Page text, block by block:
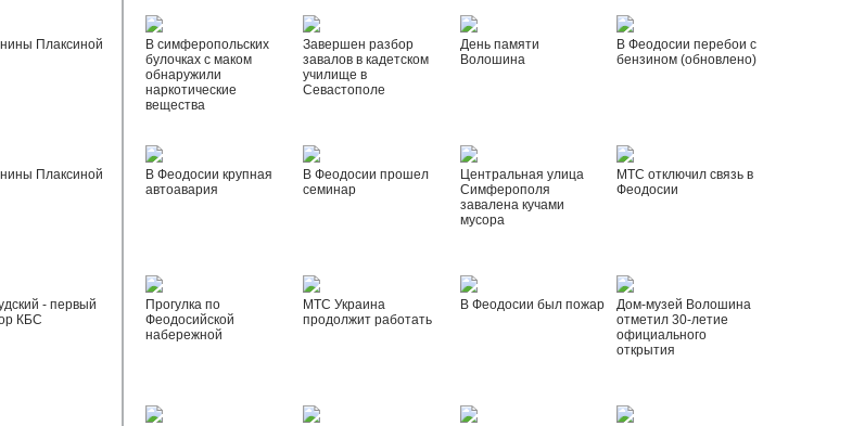
Плаксиной
Плаксиной
- первый
КБС
В симферопольских
булочках с маком
обнаружили
наркотические
вещества
Завершен разбор
завалов в кадетском
училище в
Севастополе
День памяти
Волошина
В Феодосии перебои с
бензином (обновлено)
В Феодосии крупная
автоавария
В Феодосии прошел
семинар
Центральная улица
Симферополя
завалена кучами
мусора
МТС отключил связь в
Феодосии
Прогулка по
Феодосийской
набережной
МТС Украина
продолжит работать
В Феодосии был пожар
Дом-музей Волошина
отметил 30-летие
официального
открытия